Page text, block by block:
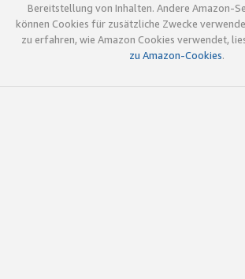
Bereitstellung von Inhalten. Andere Amazon-
können Cookies für zusätzliche Zwecke
zu erfahren, wie Amazon Cookies verwendet,
zu Amazon-Cookies.